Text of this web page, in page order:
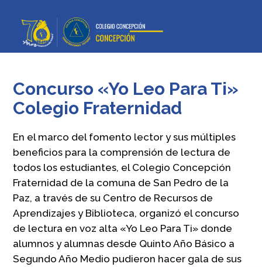
Concurso «Yo Leo Para Ti»
Colegio Fraternidad
En el marco del fomento lector y sus múltiples
beneficios para la comprensión de lectura de
todos los estudiantes, el Colegio Concepción
Fraternidad de la comuna de San Pedro de la
Paz, a través de su Centro de Recursos de
Aprendizajes y Biblioteca, organizó el concurso
de lectura en voz alta «Yo Leo Para Ti» donde
alumnos y alumnas desde Quinto Año Básico a
Segundo Año Medio pudieron hacer gala de sus